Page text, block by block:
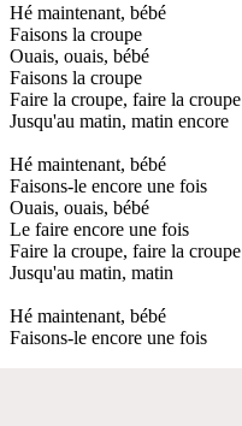
Hé maintenant, bébé
Faisons la croupe
Ouais, ouais, bébé
Faisons la croupe
Faire la croupe, faire la croupe
Jusqu'au matin, matin encore
Hé maintenant, bébé
Faisons-le encore une fois
Ouais, ouais, bébé
Le faire encore une fois
Faire la croupe, faire la croupe
Jusqu'au matin, matin
Hé maintenant, bébé
Faisons-le encore une fois